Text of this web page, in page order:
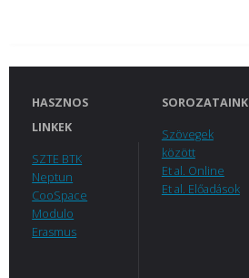
HASZNOS
LINKEK
SZTE BTK
Neptun
CooSpace
Modulo
Erasmus
SOROZATAINK
Szövegek
között
Et al. Online
Et al. Előadások